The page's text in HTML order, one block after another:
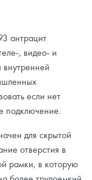
антрацит
, видео- и
если нет
подключение.
для скрытой
отверстия в
рамки, в которую